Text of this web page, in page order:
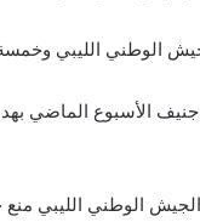
الوطني الليبي وخمسة
الأسبوع الماضي
الوطني الليبي منع